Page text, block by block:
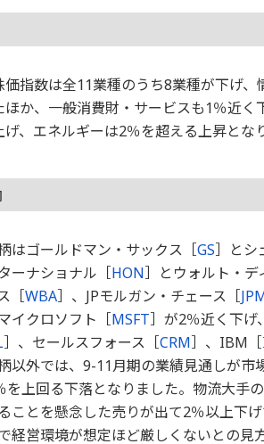
価指数は全11業種のうち8業種が下げ
ほか、一般消費財・サービスも1％近
、エネルギーは2％を超える上昇とな
はゴールドマン・サックス［GS］とシ
ーナショナル［HON］とウォルト・デ
［WBA］、JPモルガン・チェース［
イクロソフト［MSFT］が2％近く下げ
］、セールスフォース［CRM］、IBM［
以外では、9-11月期の業績見通しが市
を上回る下落となりました。物流大手
ことを懸念した売りが出て2％以上下
経営環境が想定ほど厳しくないとの見